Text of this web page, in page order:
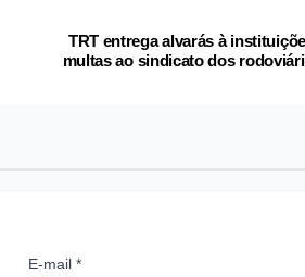
TRT entrega alvarás à
multas ao sindicato dos
E-mail *